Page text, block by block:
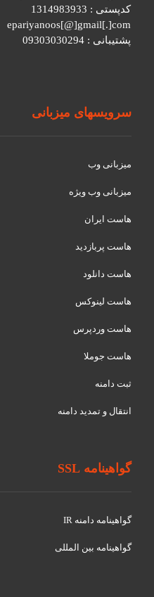
کدپستی : 1314983933
epariyanoos[@]gmail[.]com
پشتیبانی : 09303030294
سرویسهای میزبانی
میزبانی وب
میزبانی وب ویژه
هاست ایران
هاست پربازدید
هاست دانلود
هاست لینوکس
هاست وردپرس
هاست جوملا
ثبت دامنه
انتقال و تمدید دامنه
گواهینامه SSL
گواهينامه دامنه IR
گواهينامه بین المللی